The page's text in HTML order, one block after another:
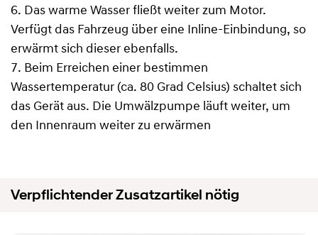
6. Das warme Wasser fließt weiter zum Motor.
Verfügt das Fahrzeug über eine Inline-Einbindung, so
erwärmt sich dieser ebenfalls.
7. Beim Erreichen einer bestimmen
Wassertemperatur (ca. 80 Grad Celsius) schaltet sich
das Gerät aus. Die Umwälzpumpe läuft weiter, um
den Innenraum weiter zu erwärmen
Verpflichtender Zusatzartikel nötig